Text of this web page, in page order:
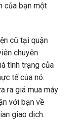
của bạn một
cũ tại quận
chuyên
tình trạng của
tế của nó.
ra giá mua máy
với bạn về
giao dịch.